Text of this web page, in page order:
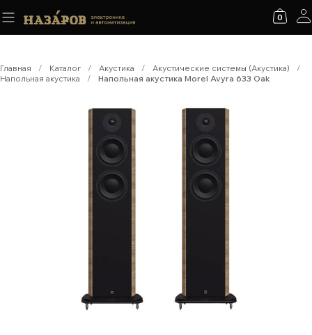
0
Главная / Каталог / Акустика / Акустические системы (Акустика)
/
Напольная акустика
/ Напольная акустика Morel Avyra 633 Oak